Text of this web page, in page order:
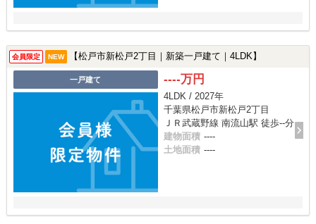
会員限定 NEW 【松戸市新松戸2丁目｜新築一戸建て｜4LDK】
一戸建て ----万円
4LDK / 2027年
千葉県松戸市新松戸2丁目
ＪＲ武蔵野線 南流山駅 徒歩--分
建物面積 ----
土地面積 ----